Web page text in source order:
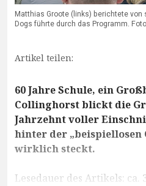
Matthias Groote (links) berichtete
Dogs führte durch das Programm.
Artikel teilen:
60 Jahre Schule, ein
Collinghorst blickt die
Jahrzehnt voller
hinter der „beispiellosen
wirklich steckt.
Lesedauer des Artikels: ca.